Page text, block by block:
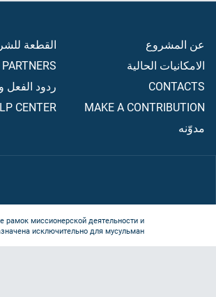
عن المشروع
الامكانيات الحالية
CONTACTS
MAKE A CONTRIBUTION
مدوّنه
القطعة
ردود الفعل
CENTER
рамок миссионерской деятельности и
исключительно для мусульман!